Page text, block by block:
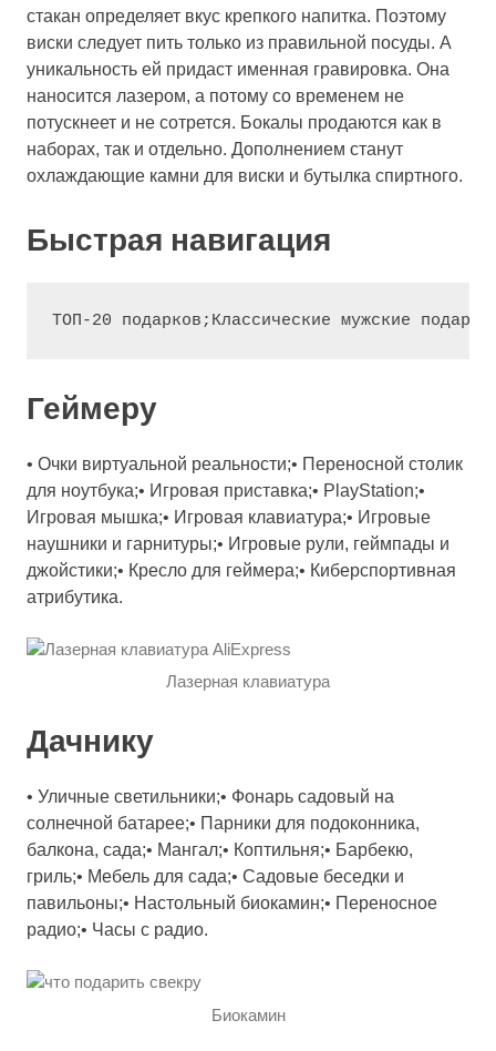
стакан определяет вкус крепкого напитка. Поэтому
виски следует пить только из правильной посуды. А
уникальность ей придаст именная гравировка. Она
наносится лазером, а потому со временем не
потускнеет и не сотрется. Бокалы продаются как в
наборах, так и отдельно. Дополнением станут
охлаждающие камни для виски и бутылка спиртного.
Быстрая навигация
ТОП-20 подарков; Классические мужские
Геймеру
• Очки виртуальной реальности;• Переносной столик
для ноутбука;• Игровая приставка;• PlayStation;•
Игровая мышка;• Игровая клавиатура;• Игровые
наушники и гарнитуры;• Игровые рули, геймпады и
джойстики;• Кресло для геймера;• Киберспортивная
атрибутика.
Лазерная клавиатура
Дачнику
• Уличные светильники;• Фонарь садовый на
солнечной батарее;• Парники для подоконника,
балкона, сада;• Мангал;• Коптильня;• Барбекю,
гриль;• Мебель для сада;• Садовые беседки и
павильоны;• Настольный биокамин;• Переносное
радио;• Часы с радио.
Биокамин